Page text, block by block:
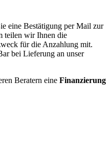
eine Bestätigung per Mail zur
teilen wir Ihnen die
für die Anzahlung mit.
bei Lieferung an unser
Beratern eine Finanzierung